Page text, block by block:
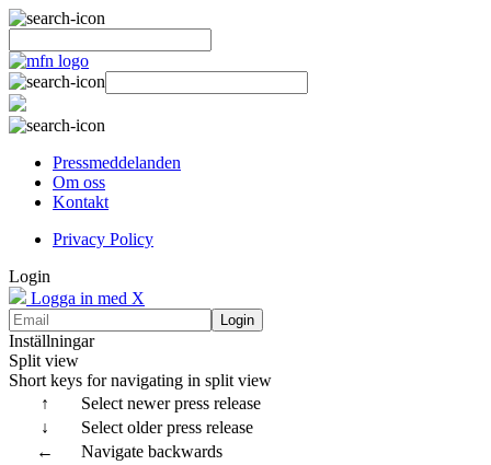
Pressmeddelanden
Om oss
Kontakt
Privacy Policy
Login
Logga in med X
Login
Inställningar
Split view
Short keys for navigating in split view
↑
Select newer press release
↓
Select older press release
←
Navigate backwards